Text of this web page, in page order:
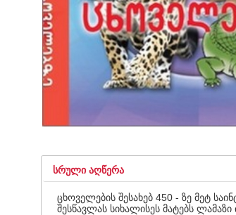
ᲡᲠᲣᲚᲘ ᲐᲦᲬᲔᲠᲐ
ცხოველების შესახებ 450 - ზე მეტ
შესწავლას სიხალისეს მატებს